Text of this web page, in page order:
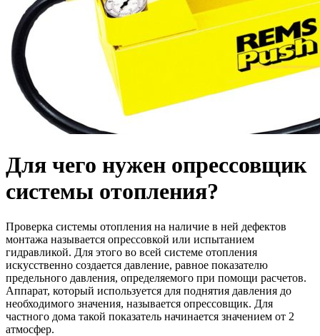
Для чего нужен опрессовщик
системы отопления?
Проверка системы отопления на наличие в ней дефектов
монтажа называется опрессовкой или испытанием
гидравликой. Для этого во всей системе отопления
искусственно создается давление, равное показателю
предельного давления, определяемого при помощи расчетов.
Аппарат, который используется для поднятия давления до
необходимого значения, называется опрессовщик. Для
частного дома такой показатель начинается значением от 2
атмосфер.